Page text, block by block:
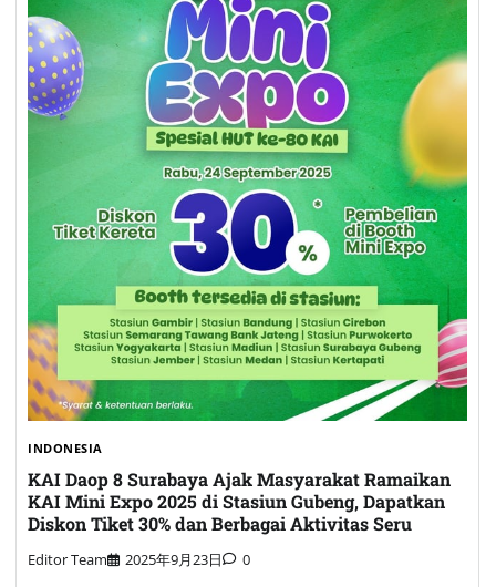
INDONESIA
KAI Daop 8 Surabaya Ajak Masyarakat Ramaikan
KAI Mini Expo 2025 di Stasiun Gubeng, Dapatkan
Diskon Tiket 30% dan Berbagai Aktivitas Seru
Editor Team 2025年9月23日 0